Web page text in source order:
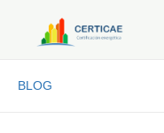
BLOG